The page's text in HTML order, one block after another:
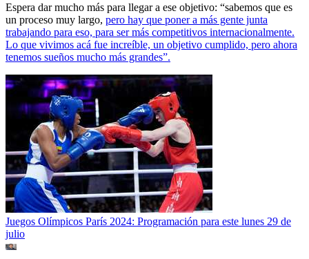
Espera dar mucho más para llegar a ese objetivo: “sabemos que es
un proceso muy largo, pero hay que poner a más gente junta
trabajando para eso, para ser más competitivos internacionalmente.
Lo que vivimos acá fue increíble, un objetivo cumplido, pero ahora
tenemos sueños mucho más grandes”.
Juegos Olímpicos París 2024: Programación para este lunes 29 de
julio